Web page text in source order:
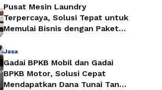
Pusat Mesin Laundry
Terpercaya, Solusi Tepat untuk
Memulai Bisnis dengan Paket
Jasa
Gadai BPKB Mobil dan Gadai
BPKB Motor, Solusi Cepat
Mendapatkan Dana Tunai Tanpa